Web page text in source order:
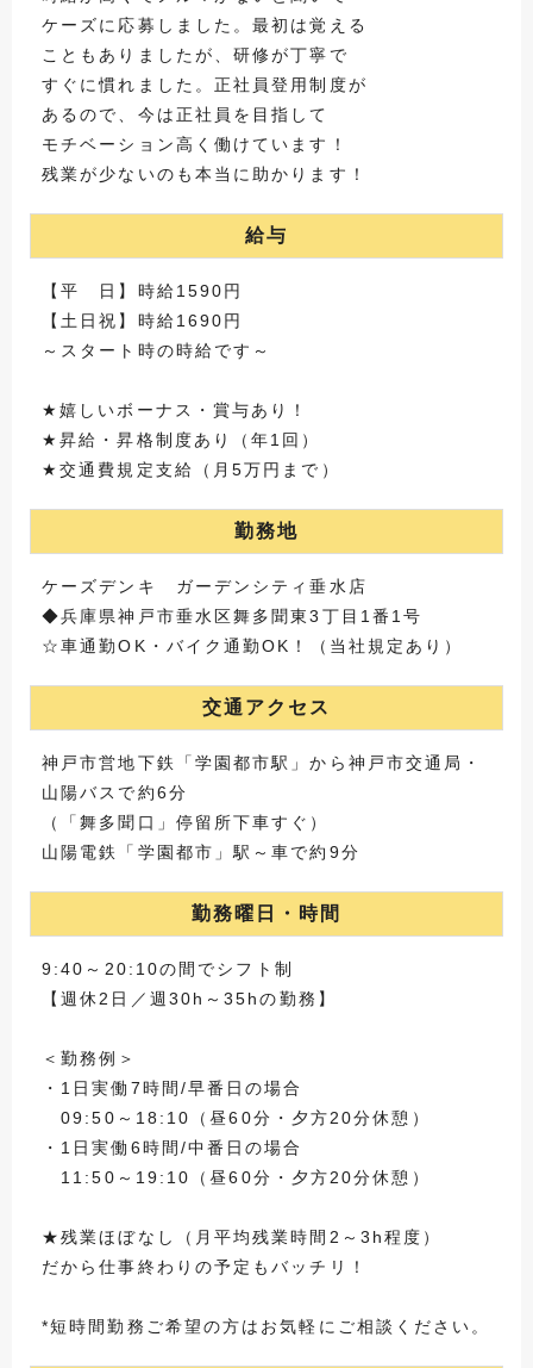
ケーズに応募しました。最初は覚える
こともありましたが、研修が丁寧で
すぐに慣れました。正社員登用制度が
あるので、今は正社員を目指して
モチベーション高く働けています！
残業が少ないのも本当に助かります！
給与
【平 日】時給1590円
【土日祝】時給1690円
～スタート時の時給です～
★嬉しいボーナス・賞与あり！
★昇給・昇格制度あり（年1回）
★交通費規定支給（月5万円まで）
勤務地
ケーズデンキ ガーデンシティ垂水店
◆兵庫県神戸市垂水区舞多聞東3丁目1番1号
☆車通勤OK・バイク通勤OK！（当社規定あり）
交通アクセス
神戸市営地下鉄「学園都市駅」から神戸市交通局・
山陽バスで約6分
（「舞多聞口」停留所下車すぐ）
山陽電鉄「学園都市」駅～車で約9分
勤務曜日・時間
9:40～20:10の間でシフト制
【週休2日／週30h～35hの勤務】
＜勤務例＞
・1日実働7時間/早番日の場合
09:50～18:10（昼60分・夕方20分休憩）
・1日実働6時間/中番日の場合
11:50～19:10（昼60分・夕方20分休憩）
★残業ほぼなし（月平均残業時間2～3h程度）
だから仕事終わりの予定もバッチリ！
*短時間勤務ご希望の方はお気軽にご相談ください。